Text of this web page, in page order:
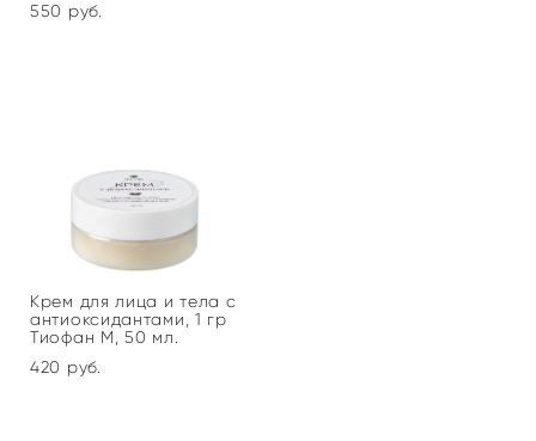
550 pуб.
Крем для лица и тела с
антиоксидантами, 1 гр
Тиофан М, 50 мл.
420 pуб.